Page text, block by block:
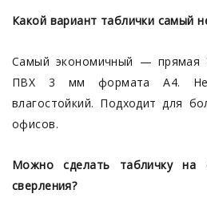
Какой вариант таблички самый
Самый экономичный — прямая
ПВХ 3 мм формата A4. Не
влагостойкий. Подходит для
офисов.
Можно сделать табличку на
сверления?